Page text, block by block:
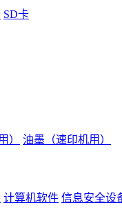
SD卡
） 油墨（速印机用）
计算机软件 信息安全设